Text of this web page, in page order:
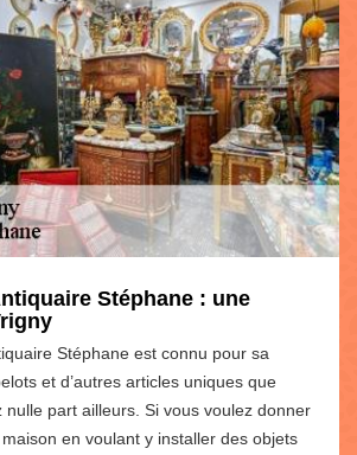
Stéphane : une
Stéphane est connu pour sa
et d’autres articles uniques que
nulle part ailleurs. Si vous voulez donner
en voulant y installer des objets